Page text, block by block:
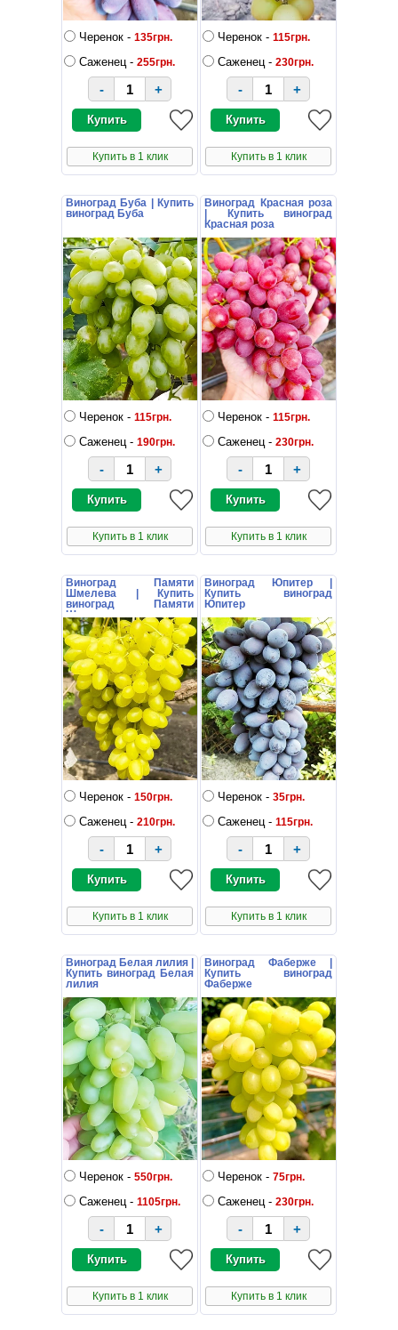
Черенок - 135грн.
Саженец - 255грн.
- +
Купить в 1 клик
Черенок - 115грн.
Саженец - 230грн.
- +
Купить в 1 клик
Виноград Буба | Купить
виноград Буба
Черенок - 115грн.
Саженец - 190грн.
- +
Купить в 1 клик
Виноград Красная роза
| Купить виноград
Красная роза
Черенок - 115грн.
Саженец - 230грн.
- +
Купить в 1 клик
Виноград Памяти
Шмелева | Купить
виноград Памяти
Шмелева
Черенок - 150грн.
Саженец - 210грн.
- +
Купить в 1 клик
Виноград Юпитер |
Купить виноград
Юпитер
Черенок - 35грн.
Саженец - 115грн.
- +
Купить в 1 клик
Виноград Белая лилия |
Купить виноград Белая
лилия
Черенок - 550грн.
Саженец - 1105грн.
- +
Купить в 1 клик
Виноград Фаберже |
Купить виноград
Фаберже
Черенок - 75грн.
Саженец - 230грн.
- +
Купить в 1 клик